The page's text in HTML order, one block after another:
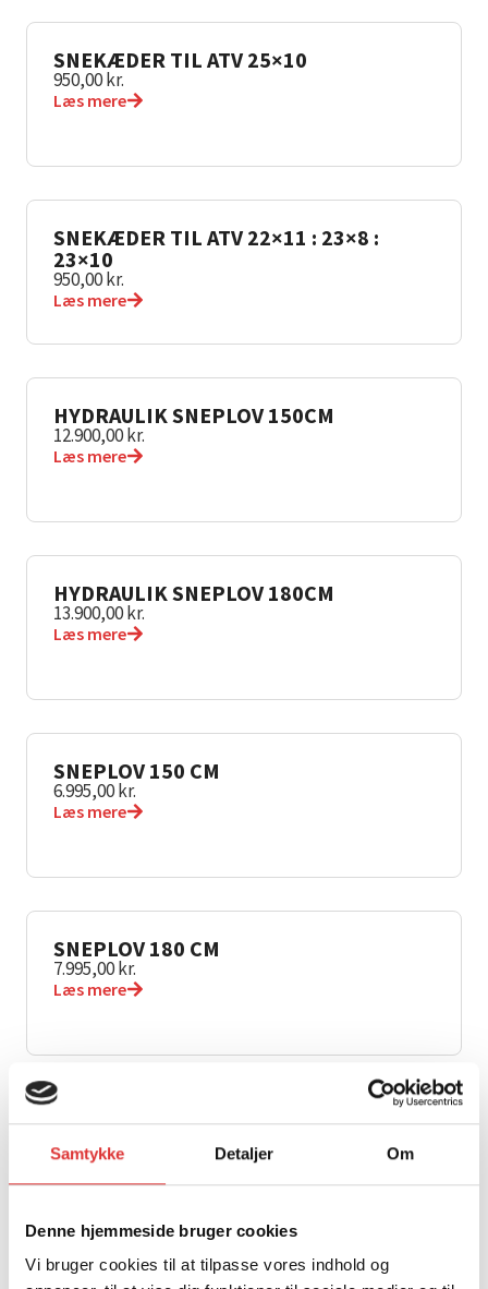
Samtykke Detaljer Om
Denne hjemmeside bruger cookies
Vi bruger cookies til at tilpasse vores indhold og
SNEKÆDER TIL ATV 25×10
950,00kr.
Læs mere
SNEKÆDER TIL ATV 22×11 : 23×8 :
23×10
950,00kr.
Læs mere
HYDRAULIK SNEPLOV 150CM
12.900,00kr.
Læs mere
HYDRAULIK SNEPLOV 180CM
13.900,00kr.
Læs mere
SNEPLOV 150 CM
6.995,00kr.
Læs mere
SNEPLOV 180 CM
7.995,00kr.
Læs mere
SNESKRABE BLAD 150CM
2.334,37kr.
Læs mere